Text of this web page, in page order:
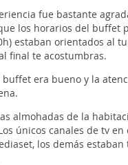
fue bastante
los horarios del buffet
estaban orientados al
final te acostumbras.
buffet era bueno y la
almohadas de la
únicos canales de tv
los demás estaban